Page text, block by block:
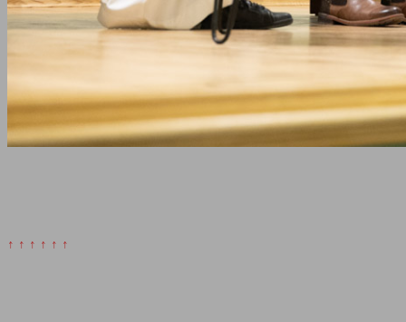
↑ ↑ ↑ ↑ ↑ ↑